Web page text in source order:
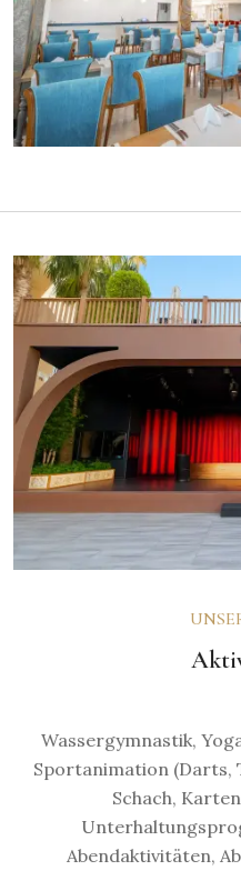
Wassergymnastik,
Sportanimation (Darts,
Schach,
Abendaktivitäten,